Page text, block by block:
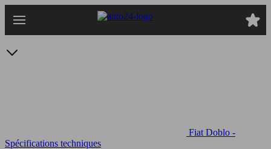
au
Fiat Doblo -
Spécifications techniques